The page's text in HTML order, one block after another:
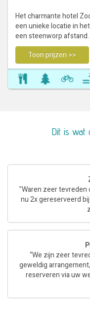
Het charmante hotel
een unieke locatie in
een steenworp
Toon prijzen >>
Dit is wat
"Waren zeer tevreden
nu 2x gereserveerd
“We zijn zeer
geweldig
reserveren via uw